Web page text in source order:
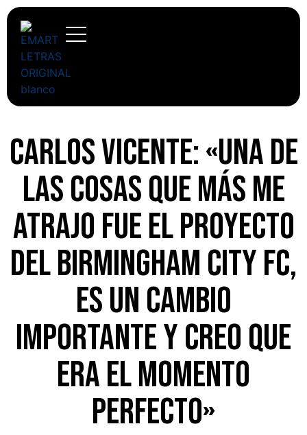
Carlos Vicente: «Una de
las cosas que más me
atrajo fue el proyecto
del Birmingham City FC,
es un cambio
importante y creo que
era el momento
perfecto»